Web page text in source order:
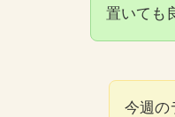
置いても
今週の